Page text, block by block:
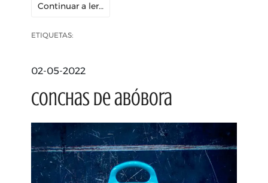
Continuar a ler…
ETIQUETAS:
02-05-2022
Conchas de abóbora